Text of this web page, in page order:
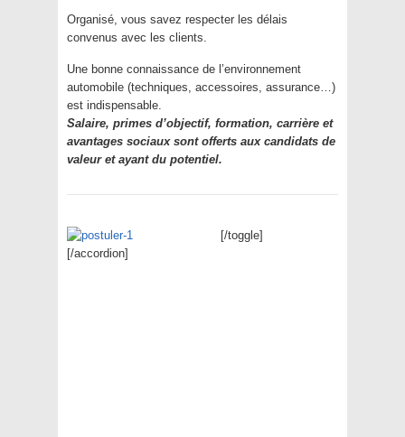
Organisé, vous savez respecter les délais
convenus avec les clients.
Une bonne connaissance de l’environnement
automobile (techniques, accessoires, assurance…)
est indispensable.
Salaire, primes d’objectif, formation, carrière et
avantages sociaux sont offerts aux candidats de
valeur et ayant du potentiel.
[/toggle]
[/accordion]